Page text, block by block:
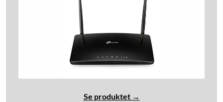
Se produktet →